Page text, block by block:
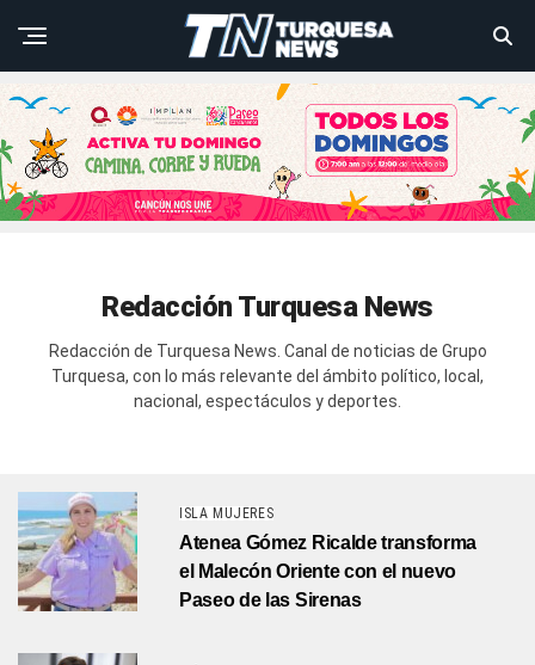
Redacción Turquesa News
Redacción de Turquesa News. Canal de noticias de Grupo
Turquesa, con lo más relevante del ámbito político, local,
nacional, espectáculos y deportes.
ISLA MUJERES
Atenea Gómez Ricalde transforma
el Malecón Oriente con el nuevo
Paseo de las Sirenas